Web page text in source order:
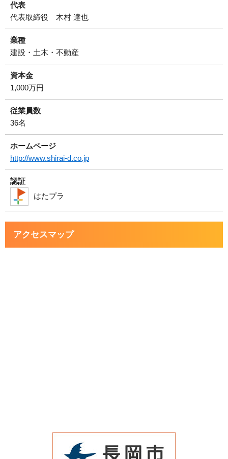
代表
代表取締役 木村 達也
業種
建設・土木・不動産
資本金
1,000万円
従業員数
36名
ホームページ
http://www.shirai-d.co.jp
認証
はたプラ
アクセスマップ